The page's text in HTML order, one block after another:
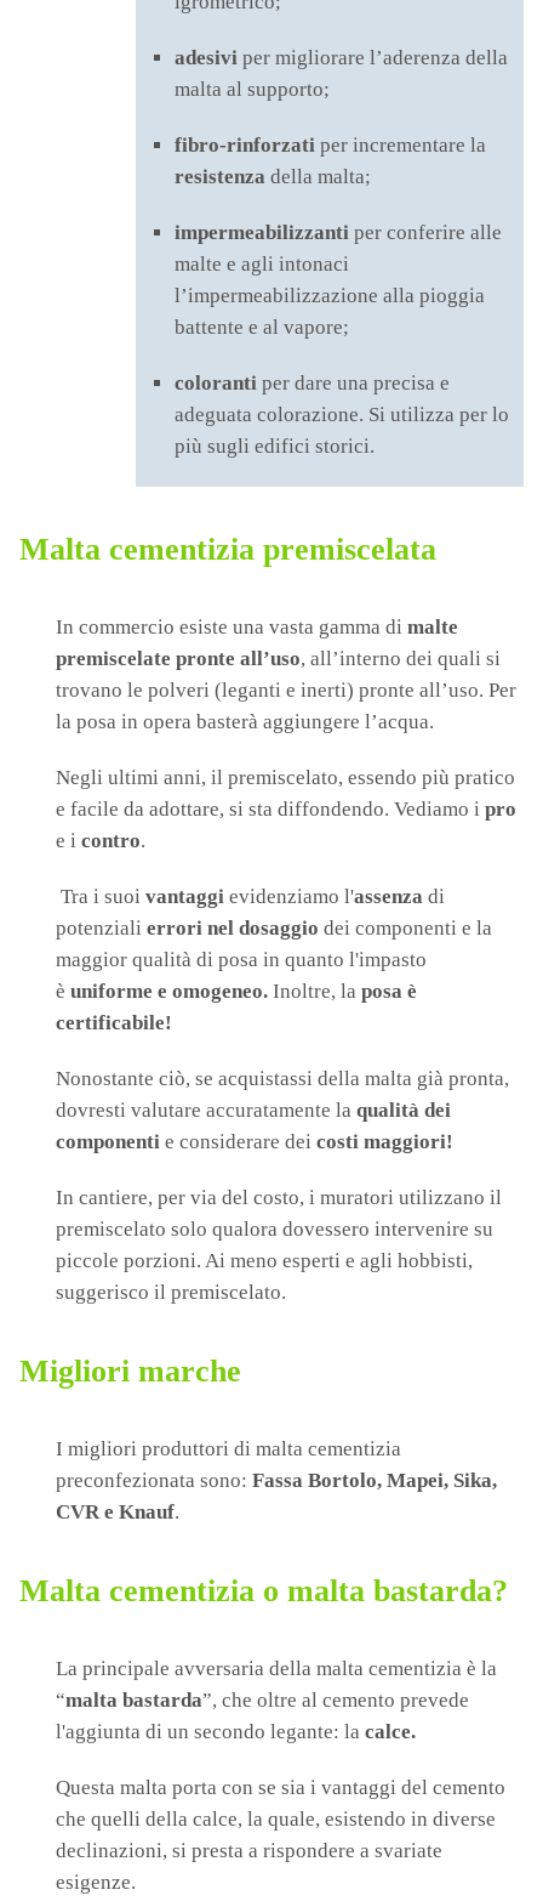
adesivi per migliorare l’aderenza della
malta al supporto;
fibro-rinforzati per incrementare la
resistenza della malta;
impermeabilizzanti per conferire alle
malte e agli intonaci
l’impermeabilizzazione alla pioggia
battente e al vapore;
coloranti per dare una precisa e
adeguata colorazione. Si utilizza per lo
più sugli edifici storici.
Malta cementizia premiscelata
In commercio esiste una vasta gamma di malte
premiscelate pronte all’uso, all’interno dei quali si
trovano le polveri (leganti e inerti) pronte all’uso. Per
la posa in opera basterà aggiungere l’acqua.
Negli ultimi anni, il premiscelato, essendo più pratico
e facile da adottare, si sta diffondendo. Vediamo i pro
e i contro.
Tra i suoi vantaggi evidenziamo l'assenza di
potenziali errori nel dosaggio dei componenti e la
maggior qualità di posa in quanto l'impasto
è uniforme e omogeneo. Inoltre, la posa è
certificabile!
Nonostante ciò, se acquistassi della malta già pronta,
dovresti valutare accuratamente la qualità dei
componenti e considerare dei costi maggiori!
In cantiere, per via del costo, i muratori utilizzano il
premiscelato solo qualora dovessero intervenire su
piccole porzioni. Ai meno esperti e agli hobbisti,
suggerisco il premiscelato.
Migliori marche
I migliori produttori di malta cementizia
preconfezionata sono: Fassa Bortolo, Mapei, Sika,
CVR e Knauf.
Malta cementizia o malta bastarda?
La principale avversaria della malta cementizia è la
“malta bastarda”, che oltre al cemento prevede
l'aggiunta di un secondo legante: la calce.
Questa malta porta con se sia i vantaggi del cemento
che quelli della calce, la quale, esistendo in diverse
declinazioni, si presta a rispondere a svariate
esigenze.